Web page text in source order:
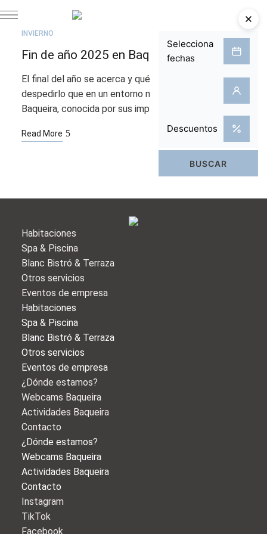
21
INVIERNO
Fin de año 2025 en Baqueira: Qué hacer
El final del año se acerca y qué mejor manera de
despedirlo que en un entorno mágico y nevado.
Baqueira, conocida por sus impresionantes paisajes …
Read More
Habitaciones
Spa & Piscina
Blanc Bistró & Terraza
Otros servicios
Eventos de empresa
Habitaciones
Spa & Piscina
Blanc Bistró & Terraza
Otros servicios
Eventos de empresa
¿Dónde estamos?
Webcams Baqueira
Actividades Baqueira
Contacto
¿Dónde estamos?
Webcams Baqueira
Actividades Baqueira
Contacto
Instagram
TikTok
Facebook